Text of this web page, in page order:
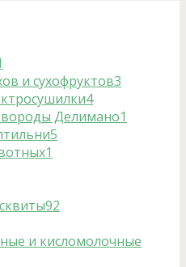
и сухофруктов3
4
Делимано1
5
1
92
и кисломолочные